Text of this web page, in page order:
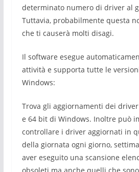
determinato numero di driver al
Tuttavia, probabilmente questa
che ti causerà molti disagi.
Il software esegue
attività e supporta tutte le
Windows:
Trova gli aggiornamenti dei
e 64 bit di Windows. Inoltre può
controllare i driver aggiornati in
della giornata ogni giorno,
aver eseguito una scansione